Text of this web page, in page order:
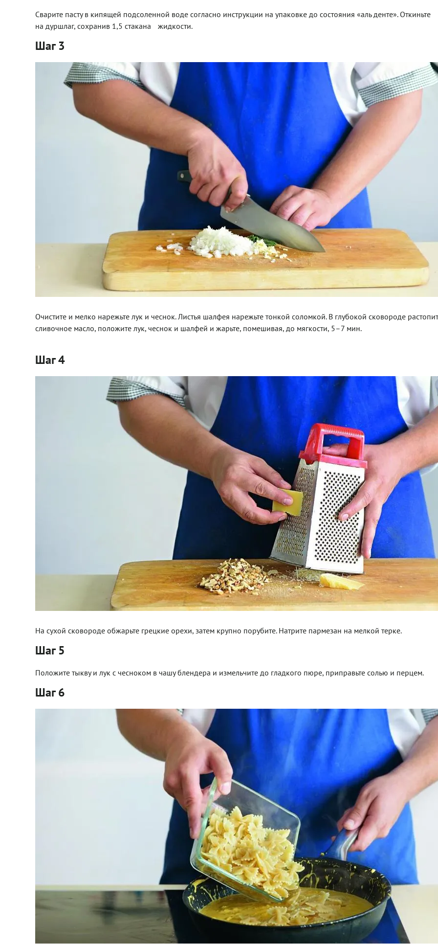
Сварите пасту в кипящей подсоленной воде согласно инструкции на упаковке до состояния «аль денте». Откиньте
на дуршлаг, сохранив 1,5 стакана жидкости.
Шаг 3
Очистите и мелко нарежьте лук и чеснок. Листья шалфея нарежьте тонкой соломкой. В глубокой сковороде
сливочное масло, положите лук, чеснок и шалфей и жарьте, помешивая, до мягкости, 5–7 мин.
Шаг 4
На сухой сковороде обжарьте грецкие орехи, затем крупно порубите. Натрите пармезан на мелкой терке.
Шаг 5
Положите тыкву и лук с чесноком в чашу блендера и измельчите до гладкого пюре, приправьте солью и перцем.
Шаг 6